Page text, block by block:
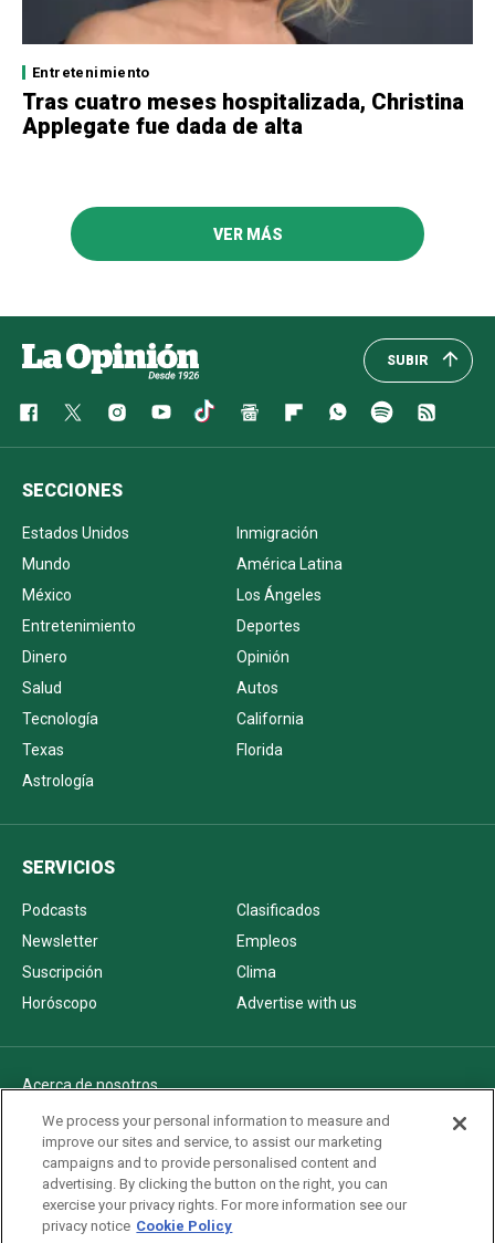
Entretenimiento
Tras cuatro meses hospitalizada, Christina
Applegate fue dada de alta
VER MÁS
SUBIR
SECCIONES
Estados Unidos
Inmigración
Mundo
América Latina
México
Los Ángeles
Entretenimiento
Deportes
Dinero
Opinión
Salud
Autos
Tecnología
California
Texas
Florida
Astrología
SERVICIOS
Podcasts
Clasificados
Newsletter
Empleos
Suscripción
Clima
Horóscopo
Advertise with us
Acerca de nosotros
Politica de privacidad
Pautas Editoriales
AdChoices
Advertise with us
Newsletters
We process your personal information to measure and
improve our sites and service, to assist our marketing
campaigns and to provide personalised content and
advertising. By clicking the button on the right, you can
exercise your privacy rights. For more information see our
privacy notice Cookie Policy